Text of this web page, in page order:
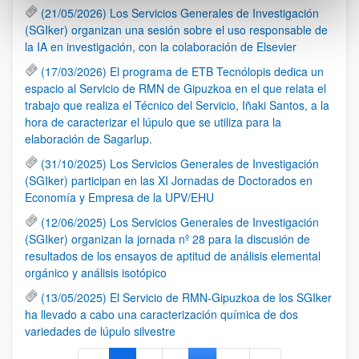
(21/05/2026) Los Servicios Generales de Investigación
(SGIker) organizan una sesión sobre el uso responsable de
la IA en investigación, con la colaboración de Elsevier
(17/03/2026) El programa de ETB Tecnólopis dedica un
espacio al Servicio de RMN de Gipuzkoa en el que relata el
trabajo que realiza el Técnico del Servicio, Iñaki Santos, a la
hora de caracterizar el lúpulo que se utiliza para la
elaboración de Sagarlup.
(31/10/2025) Los Servicios Generales de Investigación
(SGIker) participan en las XI Jornadas de Doctorados en
Economía y Empresa de la UPV/EHU
(12/06/2025) Los Servicios Generales de Investigación
(SGIker) organizan la jornada nº 28 para la discusión de
resultados de los ensayos de aptitud de análisis elemental
orgánico y análisis isotópico
(13/05/2025) El Servicio de RMN-Gipuzkoa de los SGIker
ha llevado a cabo una caracterización química de dos
variedades de lúpulo silvestre